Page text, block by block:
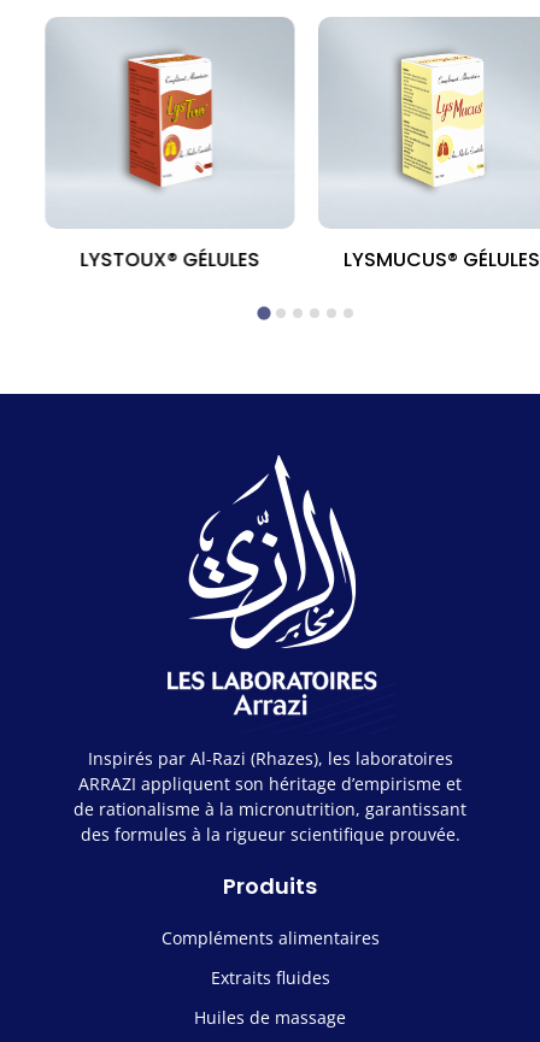
LYSTOUX® GÉLULES LYSMUCUS® GÉLULES
Inspirés par Al-Razi (Rhazes), les laboratoires
ARRAZI appliquent son héritage d’empirisme et
de rationalisme à la micronutrition, garantissant
des formules à la rigueur scientifique prouvée.
Produits
Compléments alimentaires
Extraits fluides
Huiles de massage